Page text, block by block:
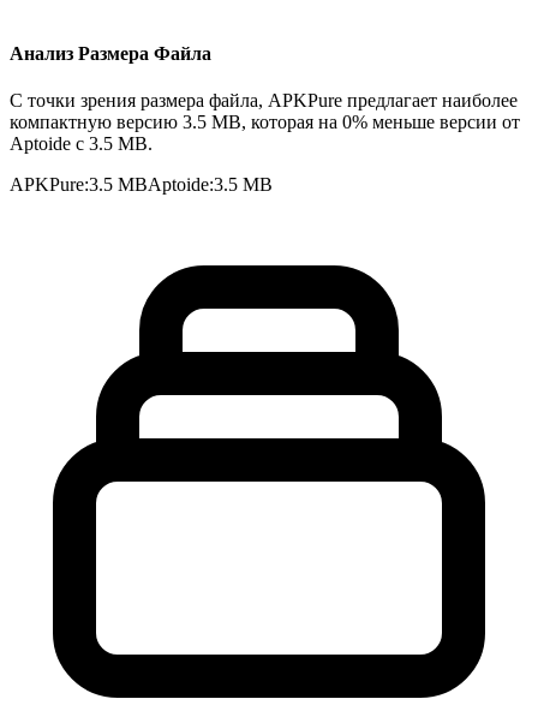
Анализ Размера Файла
С точки зрения размера файла, APKPure предлагает наиболее
компактную версию 3.5 MB, которая на 0% меньше версии от
Aptoide с 3.5 MB.
APKPure:3.5 MBAptoide:3.5 MB